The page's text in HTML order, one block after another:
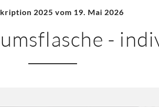
2025 vom 19. Mai 2026
-